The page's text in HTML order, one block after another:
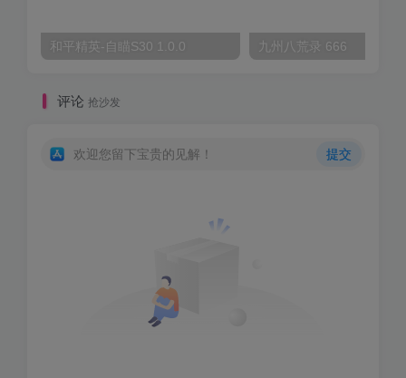
和平精英-自瞄S30 1.0.0 九州八荒录 666
评论 抢沙发
欢迎您留下宝贵的见解！ 提交